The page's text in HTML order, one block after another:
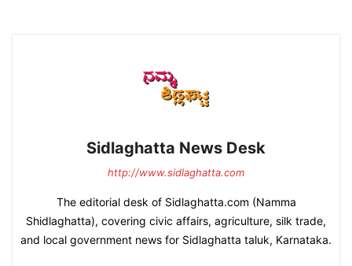
Sidlaghatta News Desk
http://www.sidlaghatta.com
The editorial desk of Sidlaghatta.com (Namma
Shidlaghatta), covering civic affairs, agriculture, silk trade,
and local government news for Sidlaghatta taluk, Karnataka.